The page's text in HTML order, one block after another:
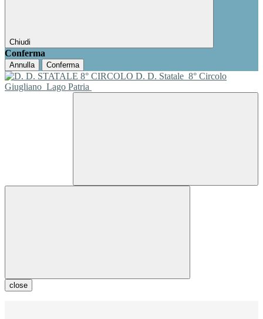
Chiudi
Conferma
Annulla Conferma
D. D. Statale 8° Circolo
Giugliano Lago Patria
close